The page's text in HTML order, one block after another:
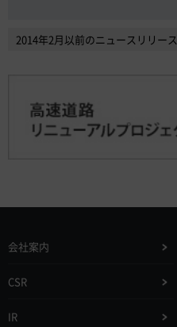
2014年2月以前のニュースリリー
会社案内
CSR
IR